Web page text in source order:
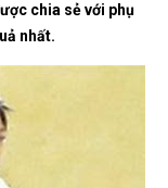
chia sẻ với phụ
nhất.